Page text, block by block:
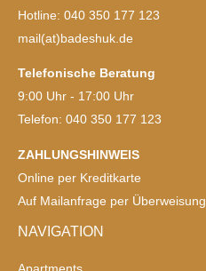
Hotline: 040 350 177 123
mail(at)badeshuk.de
Telefonische Beratung
9:00 Uhr - 17:00 Uhr
Telefon: 040 350 177 123
ZAHLUNGSHINWEIS
Online per Kreditkarte
Auf Mailanfrage per Überweisung
NAVIGATION